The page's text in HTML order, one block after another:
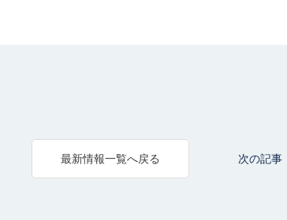
最新情報一覧へ戻る 次の記事